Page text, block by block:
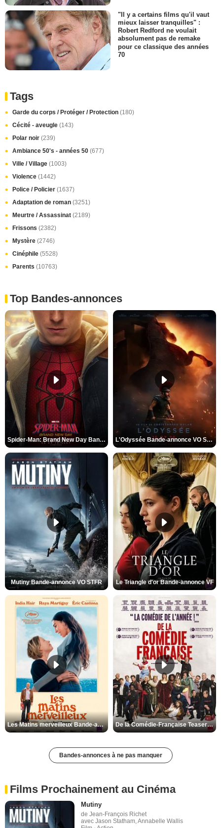
"Il y a certains films qu'il vaut
mieux laisser tranquilles" :
Robert Redford ne voulait
absolument pas de remake
pour ce classique des années
70
Tags
Garde du corps / Protéger / Protection (180)
Cécité - aveugle (143)
Polar noir (239)
Ambiance 50's - années 50 (677)
Ville / Village (1003)
Violence (1442)
Police / Policier (1637)
Adaptation de roman (3251)
Meurtre / Assassinat (2189)
Frissons (2382)
Mystère (2746)
Cinéphile (5528)
Parents (10763)
Top Bandes-annonces
Spider-Man: Brand New Day Bande-annonce VO STFR L'Odyssée Bande-annonce VO STFR
Mutiny Bande-annonce VO STFR Le Triangle d'or Bande-annonce VF
Les Matins merveilleux Bande-annonce VF De la Comédie-Française Teaser VF
Bandes-annonces à ne pas manquer
Films Prochainement au Cinéma
Mutiny
de Jean-François Richet
avec Jason Statham, Annabelle Wallis